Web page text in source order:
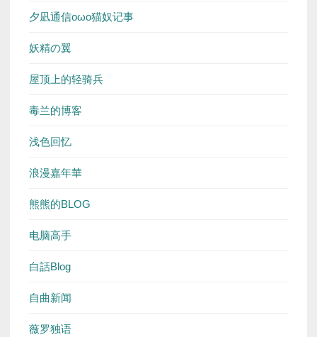
夕凪通信oωo猫奴记事
妖精の翼
屋顶上的轻骑兵
毒兰的博客
浅色回忆
浪漫嘉年華
熊熊的BLOG
电脑高手
白話Blog
自曲新闻
薇罗独语